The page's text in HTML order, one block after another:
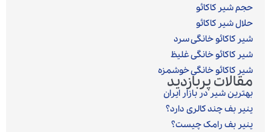
حجم شیر کاکائو
حلال شیر کاکائو
شیر کاکائو خانگی سرد
شیر کاکائو خانگی غلیظ
شیر کاکائو خانگی خوشمزه
مقالات پربازدید
بهترین شیر در بازار ایران
پنیر بف چند کالری دارد؟
پنیر بف رامک چیست؟